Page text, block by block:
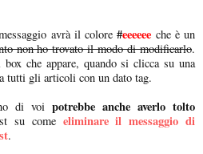
avrà il colore #eeeeee che è un
non ho trovato il modo di modificarlo.
che appare, quando si clicca su una
tutti gli articoli con un dato tag.
di voi potrebbe anche averlo tolto
su come eliminare il messaggio di
.